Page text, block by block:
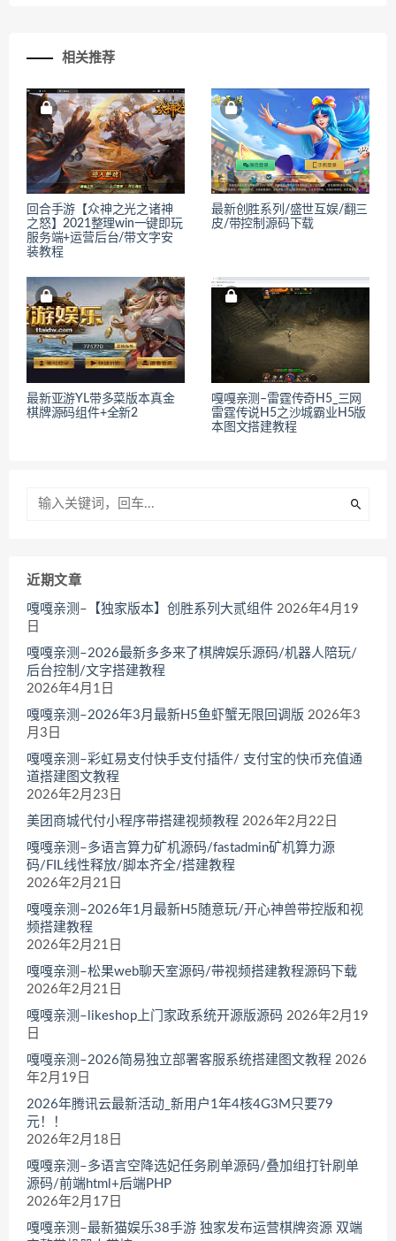
相关推荐
回合手游【众神之光之诸神
之怒】2021整理win一键即玩
服务端+运营后台/带文字安
装教程
最新创胜系列/盛世互娱/翻三
皮/带控制源码下载
最新亚游YL带多菜版本真金
棋牌源码组件+全新2
嘎嘎亲测–雷霆传奇H5_三网
雷霆传说H5之沙城霸业H5版
本图文搭建教程
近期文章
嘎嘎亲测–【独家版本】创胜系列大贰组件 2026年4月19
日
嘎嘎亲测–2026最新多多来了棋牌娱乐源码/机器人陪玩/
后台控制/文字搭建教程
2026年4月1日
嘎嘎亲测–2026年3月最新H5鱼虾蟹无限回调版 2026年3
月3日
嘎嘎亲测–彩虹易支付快手支付插件/ 支付宝的快币充值通
道搭建图文教程
2026年2月23日
美团商城代付小程序带搭建视频教程 2026年2月22日
嘎嘎亲测–多语言算力矿机源码/fastadmin矿机算力源
码/FIL线性释放/脚本齐全/搭建教程
2026年2月21日
嘎嘎亲测–2026年1月最新H5随意玩/开心神兽带控版和视
频搭建教程
2026年2月21日
嘎嘎亲测–松果web聊天室源码/带视频搭建教程源码下载
2026年2月21日
嘎嘎亲测–likeshop上门家政系统开源版源码 2026年2月19
日
嘎嘎亲测–2026简易独立部署客服系统搭建图文教程 2026
年2月19日
2026年腾讯云最新活动_新用户1年4核4G3M只要79
元！！
2026年2月18日
嘎嘎亲测–多语言空降选妃任务刷单源码/叠加组打针刷单
源码/前端html+后端PHP
2026年2月17日
嘎嘎亲测–最新猫娱乐38手游 独家发布运营棋牌资源 双端